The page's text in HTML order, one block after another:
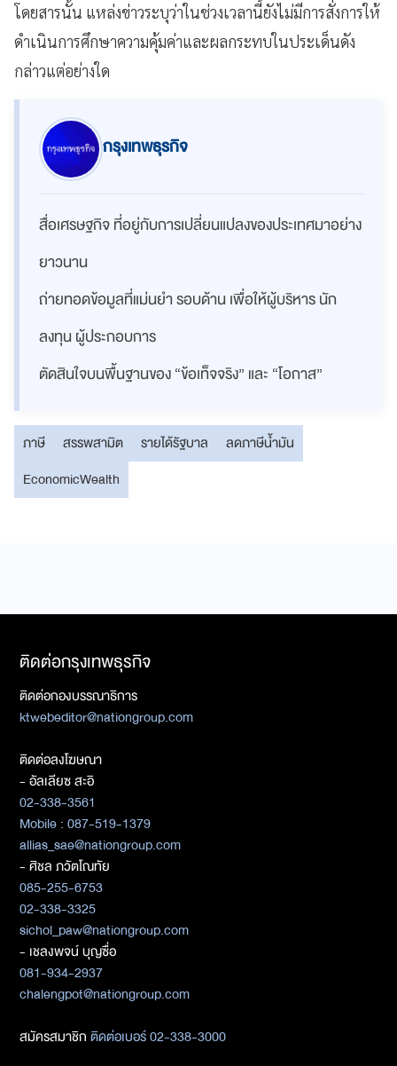
โดยสารนั้น แหล่งข่าวระบุว่าในช่วงเวลานี้ยังไม่มีการสั่งการให้
ดำเนินการศึกษาความคุ้มค่าและผลกระทบในประเด็นดัง
กล่าวแต่อย่างใด
กรุงเทพธุรกิจ
สื่อเศรษฐกิจ ที่อยู่กับการเปลี่ยนแปลงของประเทศมาอย่าง
ยาวนาน
ถ่ายทอดข้อมูลที่แม่นยำ รอบด้าน เพื่อให้ผู้บริหาร นัก
ลงทุน ผู้ประกอบการ
ตัดสินใจบนพื้นฐานของ “ข้อเท็จจริง” และ “โอกาส”
ภาษี สรรพสามิต รายได้รัฐบาล
ลดภาษีน้ำมัน
EconomicWealth
ติดต่อกรุงเทพธุรกิจ
ติดต่อกองบรรณาธิการ
ktwebeditor@nationgroup.com
ติดต่อลงโฆษณา
- อัลเลียซ สะอิ
02-338-3561
Mobile : 087-519-1379
allias_sae@nationgroup.com
- ศิชล ภวัตโณทัย
085-255-6753
02-338-3325
sichol_paw@nationgroup.com
- เชลงพจน์ บุญซื่อ
081-934-2937
chalengpot@nationgroup.com
สมัครสมาชิกติดต่อเบอร์ 02-338-3000